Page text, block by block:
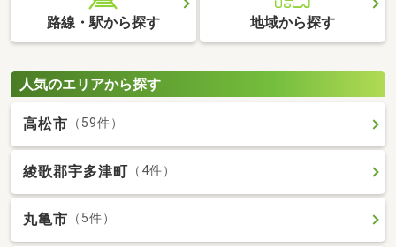
路線・駅から探す 地域から探す
人気のエリアから探す
高松市 （59件）
綾歌郡宇多津町 （4件）
丸亀市 （5件）